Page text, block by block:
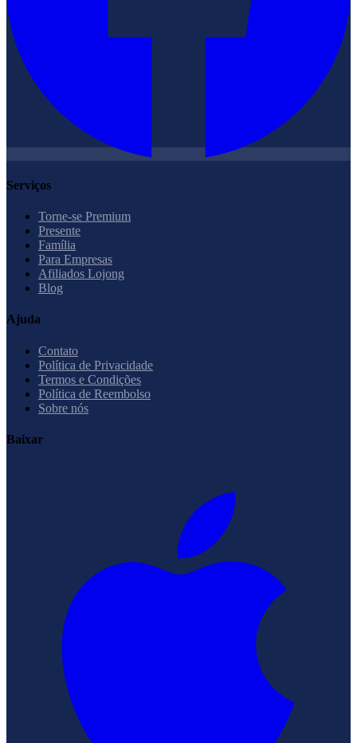
Serviços
Torne-se Premium
Presente
Família
Para Empresas
Afiliados Lojong
Blog
Ajuda
Contato
Política de Privacidade
Termos e Condições
Política de Reembolso
Sobre nós
Baixar